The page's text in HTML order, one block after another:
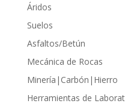
Áridos
Suelos
Asfaltos/Betún
Mecánica de Rocas
Minería|Carbón|Hierro
Herramientas de